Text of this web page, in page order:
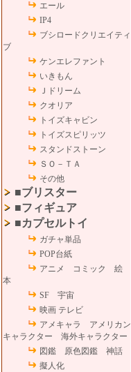
エール
IP4
ブシロードクリエイティ
ブ
ケンエレファント
いきもん
Ｊドリーム
クオリア
トイズキャビン
トイズスピリッツ
スタンドストーン
ＳＯ－ＴＡ
その他
■ブリスター
■フィギュア
■カプセルトイ
ガチャ単品
POP台紙
アニメ コミック 絵
本
SF 宇宙
映画 テレビ
アメキャラ アメリカン
キャラクター 海外キャラクター
図鑑 原色図鑑 神話
擬人化